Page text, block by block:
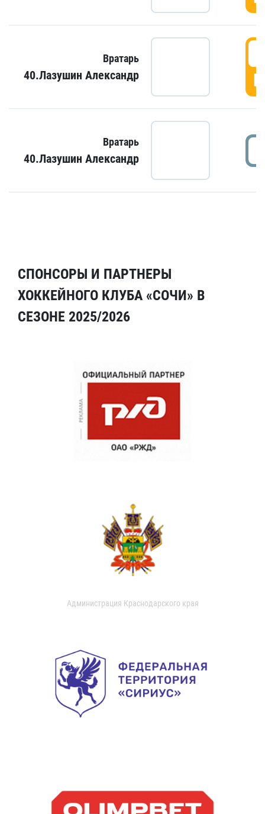
Вратарь
40.Лазушин Александр
Вратарь
40.Лазушин Александр
СПОНСОРЫ И ПАРТНЕРЫ
ХОККЕЙНОГО КЛУБА «СОЧИ» В
СЕЗОНЕ 2025/2026
Администрация Краснодарского края